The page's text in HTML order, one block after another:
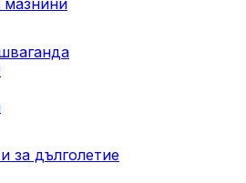
мазнини
за дълголетие